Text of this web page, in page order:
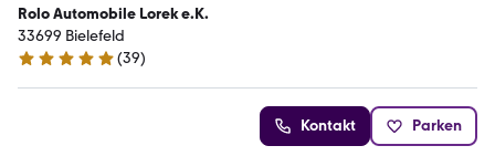
Rolo Automobile Lorek e.K.
33699 Bielefeld
5 Sterne
(39)
Kontakt Parken